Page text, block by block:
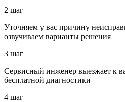
2 шаг
Уточняем у вас причину
озвучиваем варианты решения
3 шаг
Сервисный инженер выезжает к
бесплатной диагностики
4 шаг